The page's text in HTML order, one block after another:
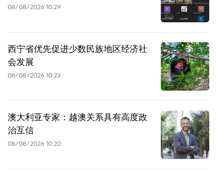
08/08/2026 10:29
西宁省优先促进少数民族地区经济社
会发展
08/08/2026 10:23
澳大利亚专家：越澳关系具有高度政
治互信
08/08/2026 10:20